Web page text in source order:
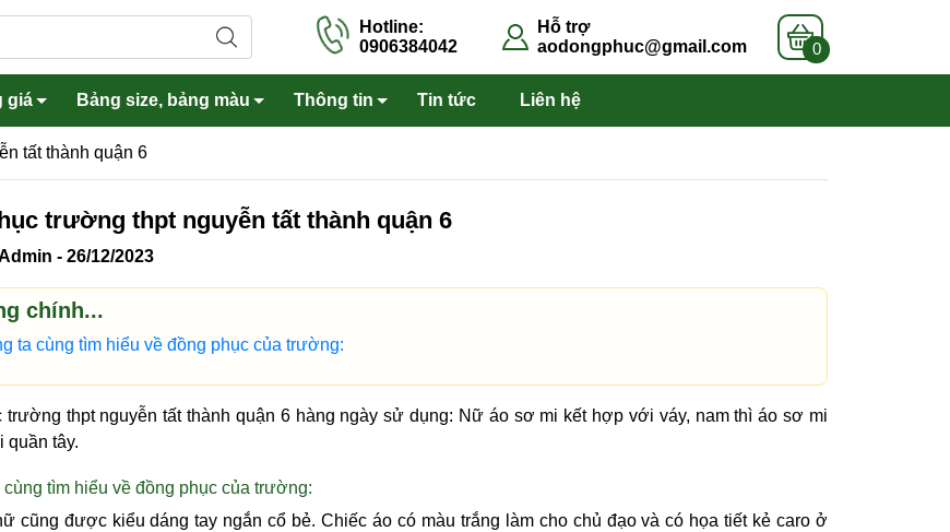
Hotline:
0906384042
Hỗ trợ
aodongphuc@gmail.com
0
phục
khoác khỉ
váy A
2 lớp
Áo gió
Tạp dề, nón
giá Bảng size, bảng màu Thông tin Tin tức Liên hệ
tất thành quận 6
trường thpt nguyễn tất thành quận 6
- 26/12/2023
chính...
ta cùng tìm hiểu về đồng phục của trường:
trường thpt nguyễn tất thành quận 6 hàng ngày sử dụng: Nữ áo sơ mi kết hợp với váy, nam thì áo sơ mi
quần tây.
cùng tìm hiểu về đồng phục của trường:
cũng được kiểu dáng tay ngắn cổ bẻ. Chiếc áo có màu trắng làm cho chủ đạo và có họa tiết kẻ caro ở